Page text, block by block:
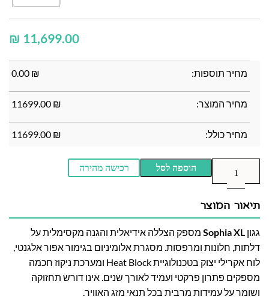
₪
מחיר תוספות: ₪
0.00
מחיר המוצר: ₪
11699.00
מחיר כולל: ₪
11699.00
הוספה לסל רכישה מהירה
תיאור המוצר
גגון Sophia XL מספק הצללה אידיאלית והגנה מקסימלית על
דלתות, חלונות ומרפסות. מסגרת אלומיניום בגימור אפור אלגנטי,
לוח אקרילי יצוק בטכנולוגיית Heat Block ומערכת ניקוז חכמה
מספקים פתרון פרקטי ועמיד לאורך שנים. אינו דורש תחזוקה
ושומר על עמידות מרבית בכל תנאי מזג האוויר.